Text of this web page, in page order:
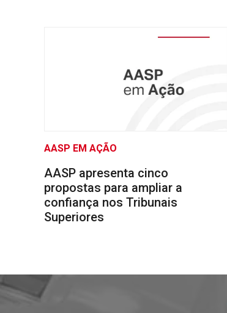
AASP EM AÇÃO
AASP apresenta cinco
propostas para ampliar a
confiança nos Tribunais
Superiores